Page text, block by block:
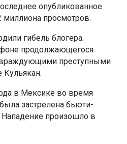
опубликованное
миллиона просмотров.
гибель блогера.
продолжающегося
преступными
Кульякан.
в Мексике во время
застрелена бьюти-
произошло в